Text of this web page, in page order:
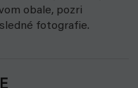
obale, pozri
fotografie.